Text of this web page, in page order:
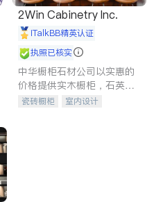
2Win Cabinetry Inc.
iTalkBB精英认证
执照已核实
中华橱柜石材公司以实惠的
价格提供实木橱柜，石英石
台面，多种优质不锈钢水
瓷砖橱柜
室内设计